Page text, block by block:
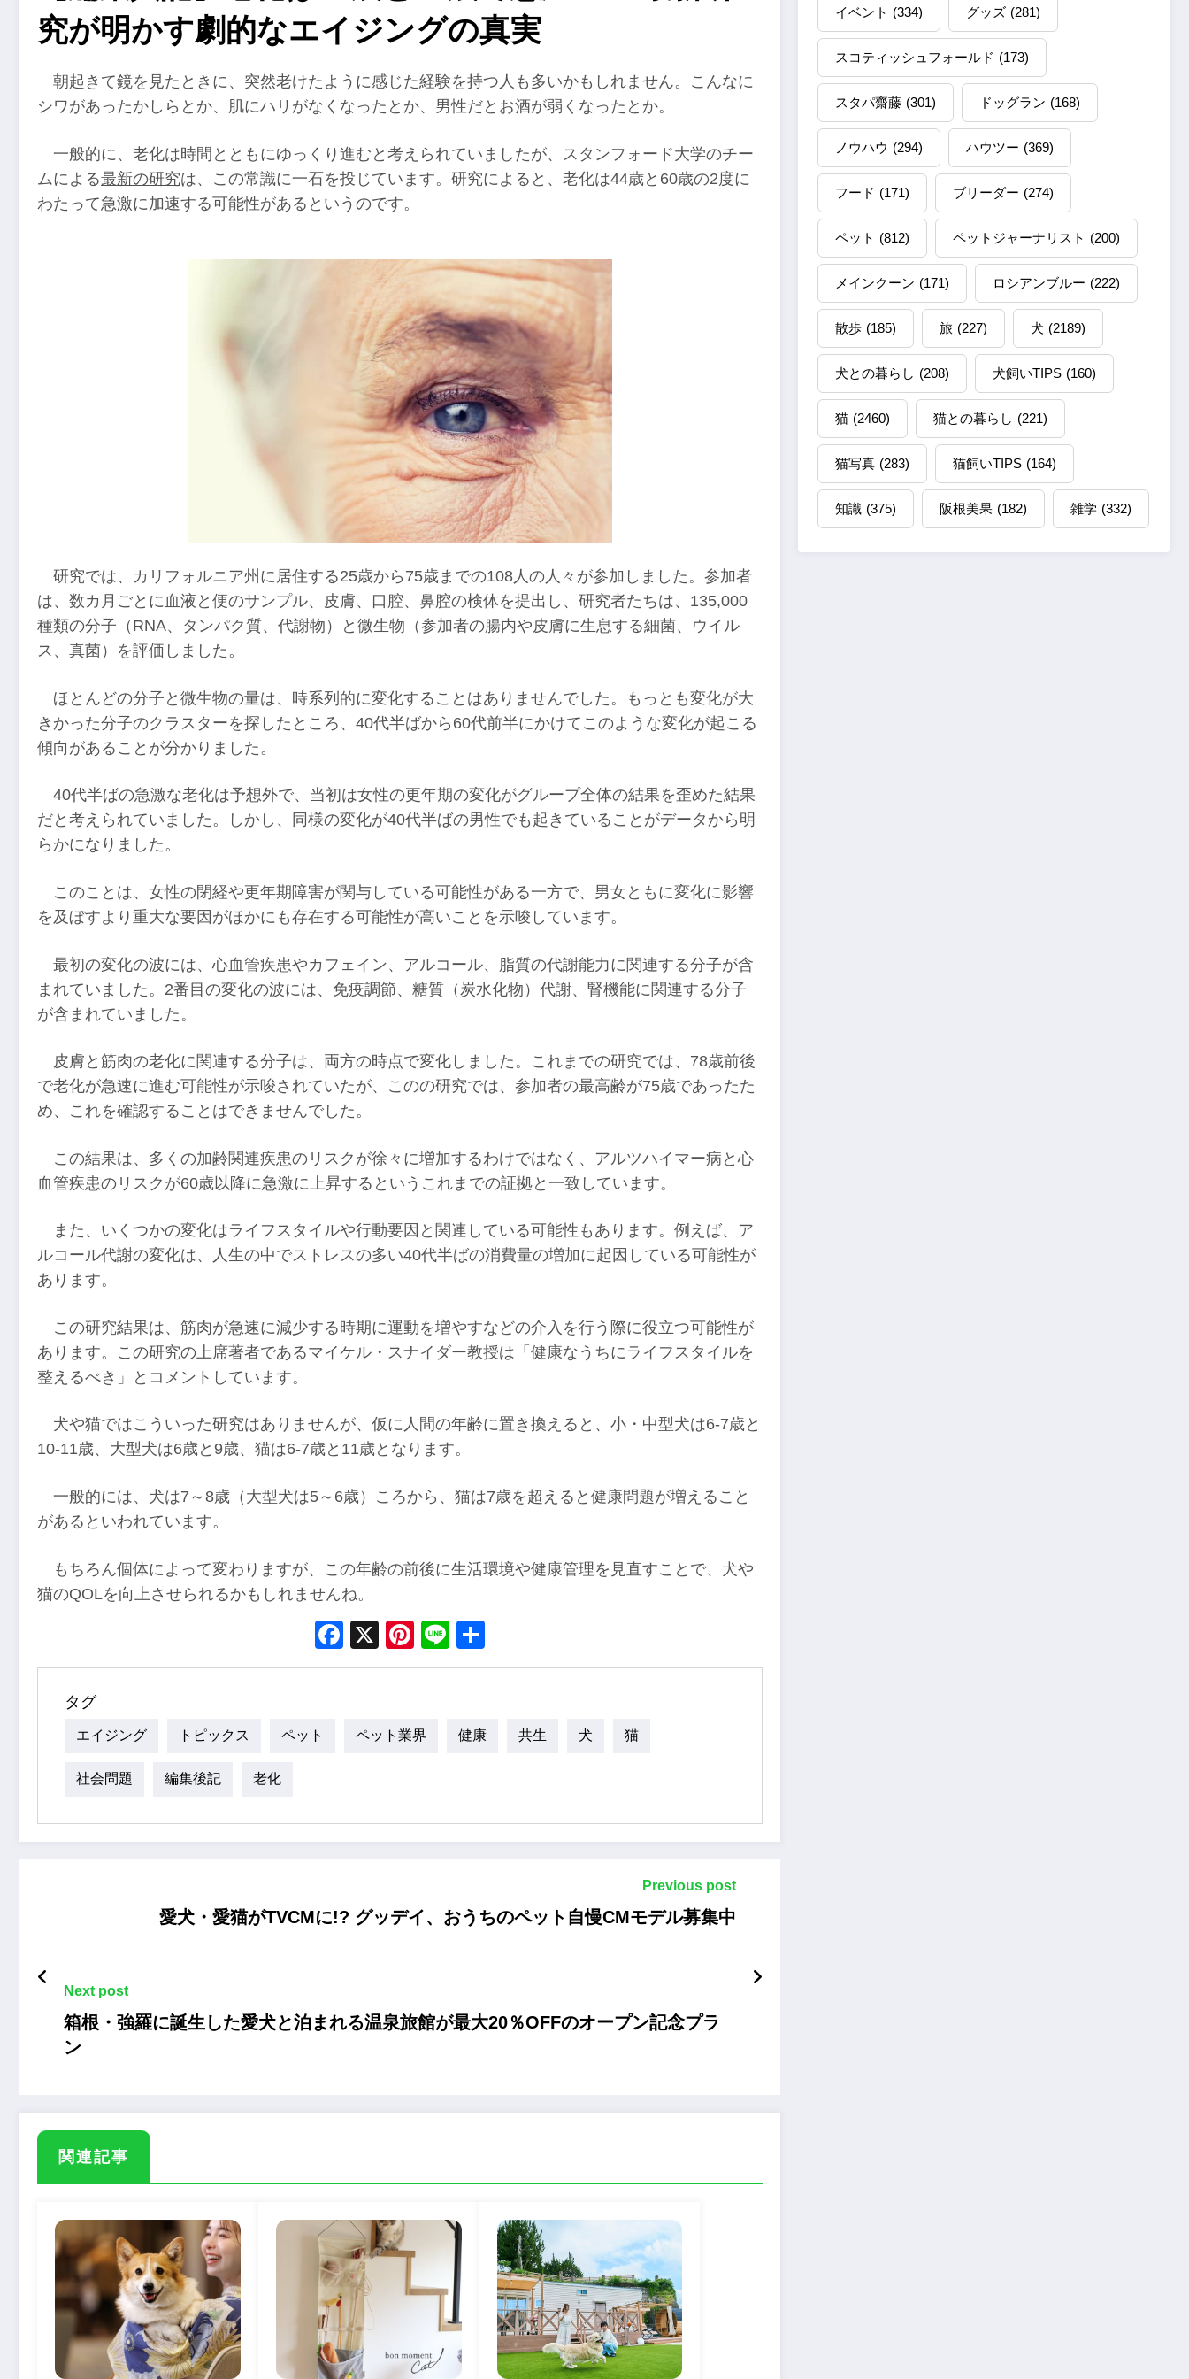
究が明かす劇的なエイジングの真実
朝起きて鏡を見たときに、突然老けたように感じた経験を持つ人も多いかもしれません。こんなに
シワがあったかしらとか、肌にハリがなくなったとか、男性だとお酒が弱くなったとか。
一般的に、老化は時間とともにゆっくり進むと考えられていましたが、スタンフォード大学のチー
ムによる最新の研究は、この常識に一石を投じています。研究によると、老化は44歳と60歳の2度に
わたって急激に加速する可能性があるというのです。
研究では、カリフォルニア州に居住する25歳から75歳までの108人の人々が参加しました。参加者
は、数カ月ごとに血液と便のサンプル、皮膚、口腔、鼻腔の検体を提出し、研究者たちは、135,000
種類の分子（RNA、タンパク質、代謝物）と微生物（参加者の腸内や皮膚に生息する細菌、ウイル
ス、真菌）を評価しました。
ほとんどの分子と微生物の量は、時系列的に変化することはありませんでした。もっとも変化が大
きかった分子のクラスターを探したところ、40代半ばから60代前半にかけてこのような変化が起こる
傾向があることが分かりました。
40代半ばの急激な老化は予想外で、当初は女性の更年期の変化がグループ全体の結果を歪めた結果
だと考えられていました。しかし、同様の変化が40代半ばの男性でも起きていることがデータから明
らかになりました。
このことは、女性の閉経や更年期障害が関与している可能性がある一方で、男女ともに変化に影響
を及ぼすより重大な要因がほかにも存在する可能性が高いことを示唆しています。
最初の変化の波には、心血管疾患やカフェイン、アルコール、脂質の代謝能力に関連する分子が含
まれていました。2番目の変化の波には、免疫調節、糖質（炭水化物）代謝、腎機能に関連する分子
が含まれていました。
皮膚と筋肉の老化に関連する分子は、両方の時点で変化しました。これまでの研究では、78歳前後
で老化が急速に進む可能性が示唆されていたが、このの研究では、参加者の最高齢が75歳であったた
め、これを確認することはできませんでした。
この結果は、多くの加齢関連疾患のリスクが徐々に増加するわけではなく、アルツハイマー病と心
血管疾患のリスクが60歳以降に急激に上昇するというこれまでの証拠と一致しています。
また、いくつかの変化はライフスタイルや行動要因と関連している可能性もあります。例えば、ア
ルコール代謝の変化は、人生の中でストレスの多い40代半ばの消費量の増加に起因している可能性が
あります。
この研究結果は、筋肉が急速に減少する時期に運動を増やすなどの介入を行う際に役立つ可能性が
あります。この研究の上席著者であるマイケル・スナイダー教授は「健康なうちにライフスタイルを
整えるべき」とコメントしています。
犬や猫ではこういった研究はありませんが、仮に人間の年齢に置き換えると、小・中型犬は6-7歳と
10-11歳、大型犬は6歳と9歳、猫は6-7歳と11歳となります。
一般的には、犬は7～8歳（大型犬は5～6歳）ころから、猫は7歳を超えると健康問題が増えること
があるといわれています。
もちろん個体によって変わりますが、この年齢の前後に生活環境や健康管理を見直すことで、犬や
猫のQOLを向上させられるかもしれませんね。
Facebook
X Pinterest
Line
タグ
エイジング トピックス ペット ペット業界 健康 共生 犬 猫
社会問題 編集後記 老化
Previous post
愛犬・愛猫がTVCMに!? グッデイ、おうちのペット自慢CMモデル募集中
Next post
箱根・強羅に誕生した愛犬と泊まれる温泉旅館が最大20％OFFのオープン記念プラ
ン
関連記事
イベント (334) グッズ (281)
スコティッシュフォールド (173)
スタパ齋藤 (301) ドッグラン (168)
ノウハウ (294) ハウツー (369)
フード (171) ブリーダー (274)
ペット (812) ペットジャーナリスト (200)
メインクーン (171) ロシアンブルー (222)
散歩 (185) 旅 (227) 犬 (2189)
犬との暮らし (208) 犬飼いTIPS (160)
猫 (2460) 猫との暮らし (221)
猫写真 (283) 猫飼いTIPS (164)
知識 (375) 阪根美果 (182) 雑学 (332)